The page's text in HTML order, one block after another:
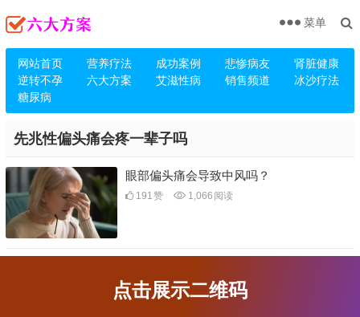
网站首页 营养疗法 成功案例 悲惨病友
肾脏健康
逆转不孕
六大方案 艾滋性病 销售频道
冰沙疗法
糖尿病
菜单
先兆性偏头痛会疼一辈子吗
眼部偏头痛会导致中风吗？
191赞 1,066 阅读
点击展示二维码